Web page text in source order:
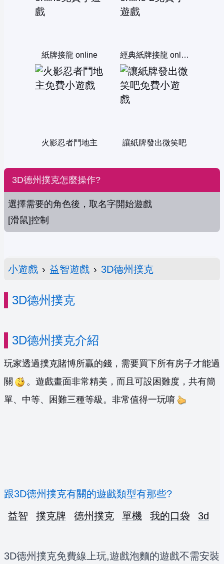
紙牌接龍 online 經典紙牌接龍 online 2
火影忍者鬥地主 讓紙牌發出微笑吧
3D德州撲克怎麼操作?
選擇需要的角色後，取名字開始遊戲
[滑鼠]控制
小遊戲 › 益智遊戲 › 3D德州撲克
3D德州撲克
3D德州撲克介紹
玩家透過撲克賭博所贏的錢，需要買下所有房子才能過
關
。遊戲畫面非常精美，而且可設困難度，共有簡
單、中等、困難三種等級。非常值得一玩唷
跟3D德州撲克有關的遊戲類型有那些?
益智
撲克牌 德州撲克 單機 我的口袋 3d
3D德州撲克免費線上玩,遊戲泡麵的遊戲不需安裝